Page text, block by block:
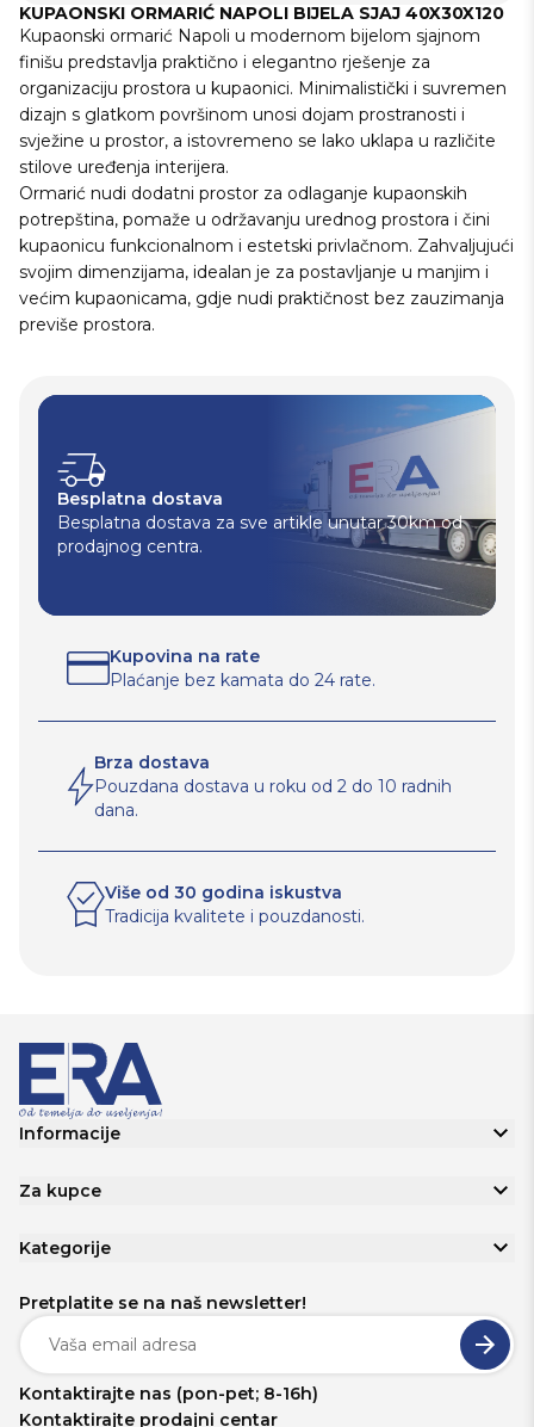
KUPAONSKI ORMARIĆ NAPOLI BIJELA SJAJ 40X30X120
Kupaonski ormarić Napoli u modernom bijelom sjajnom
finišu predstavlja praktično i elegantno rješenje za
organizaciju prostora u kupaonici. Minimalistički i suvremen
dizajn s glatkom površinom unosi dojam prostranosti i
svježine u prostor, a istovremeno se lako uklapa u različite
stilove uređenja interijera.
Ormarić nudi dodatni prostor za odlaganje kupaonskih
potrepština, pomaže u održavanju urednog prostora i čini
kupaonicu funkcionalnom i estetski privlačnom. Zahvaljujući
svojim dimenzijama, idealan je za postavljanje u manjim i
većim kupaonicama, gdje nudi praktičnost bez zauzimanja
previše prostora.
Besplatna dostava
Besplatna dostava za sve artikle unutar 30km od
prodajnog centra.
Kupovina na rate
Plaćanje bez kamata do 24 rate.
Brza dostava
Pouzdana dostava u roku od 2 do 10 radnih
dana.
Više od 30 godina iskustva
Tradicija kvalitete i pouzdanosti.
Informacije
Za kupce
Kategorije
Pretplatite se na naš newsletter!
Kontaktirajte nas (pon-pet; 8-16h)
Kontaktirajte prodajni centar